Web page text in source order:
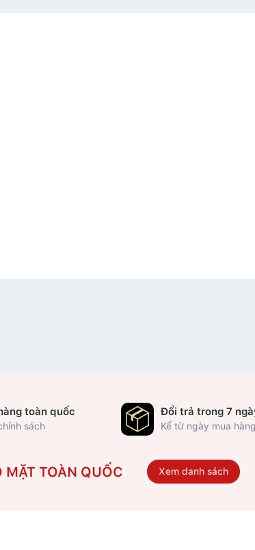
toàn quốc
sách
Đổi trả trong 7
Kể từ ngày mua hàng
TOÀN QUỐC Xem danh sách